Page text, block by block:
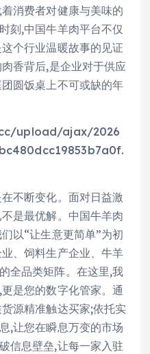
消费者对健康与美味的
刻,中国牛羊肉平台不仅
个行业温暖故事的见证
香背后,是企业对于供应
圆饭桌上不可或缺的年
不断变化。面对日益激
是最优解。中国牛羊肉
以“让生意更简单”为初
、饲料生产企业、牛羊
全品类矩阵。在这里,我
是您的数字化管家。通
源精准触达买家;依托实
,让您在瞬息万变的市场
信息壁垒,让每一家入驻